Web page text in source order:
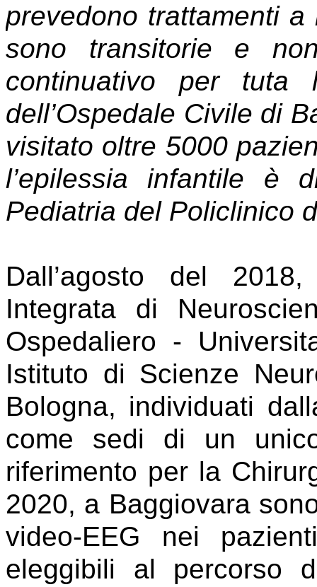
prevedono trattamenti
sono transitorie e
continuativo per
dell’Ospedale Civile di
visitato oltre 5000
l’epilessia infantile è
Pediatria del Policlinico
Dall’agosto del
Integrata di
Ospedaliero -
Istituto di Scienze
Bologna, individuati
come sedi di un
riferimento per la
2020, a Baggiovara
video-EEG nei
eleggibili al percorso